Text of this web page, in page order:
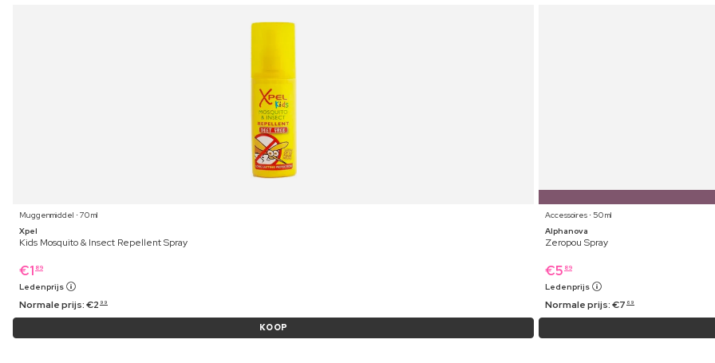
Muggenmiddel ⋅ 70 ml
Xpel
Kids Mosquito & Insect Repellent Spray
€1 89
Ledenprijs
Normale prijs:€2 99
KOOP
Accessoires ⋅ 50 ml
Alphanova
Zeropou Spray
€5 89
Ledenprijs
Normale prijs:€7 69